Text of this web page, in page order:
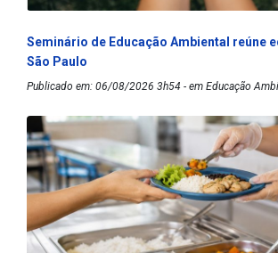
Seminário de Educação Ambiental reúne
São Paulo
Publicado em: 06/08/2026 3h54 - em Educação